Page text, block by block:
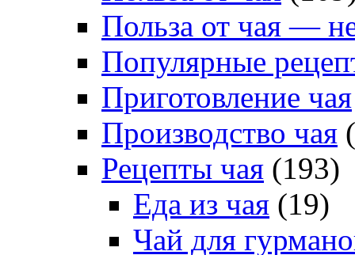
Польза от чая —
Популярные
Приготовление чая
Производство чая
Рецепты чая (193)
Еда из чая (19)
Чай для